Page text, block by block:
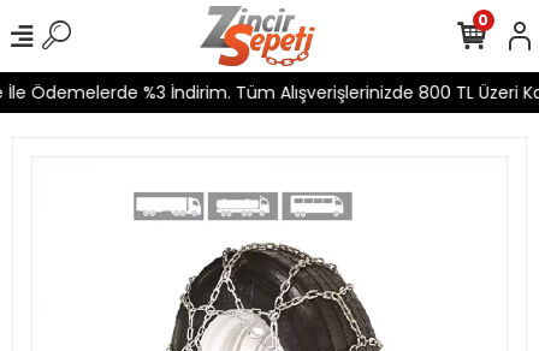
Ödemelerde %3 İndirim. Tüm Alışverişlerinizde 800 TL Üzeri
0